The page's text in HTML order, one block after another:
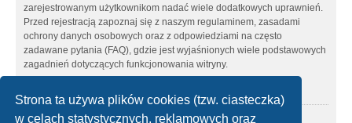
Strona ta używa plików cookies (tzw. ciasteczka)
w celach statystycznych, reklamowych oraz
zarejestrowanym użytkownikom nadać wiele dodatkowych uprawnień.
Przed rejestracją zapoznaj się z naszym regulaminem, zasadami
ochrony danych osobowych oraz z odpowiedziami na często
zadawane pytania (FAQ), gdzie jest wyjaśnionych wiele podstawowych
zagadnień dotyczących funkcjonowania witryny.